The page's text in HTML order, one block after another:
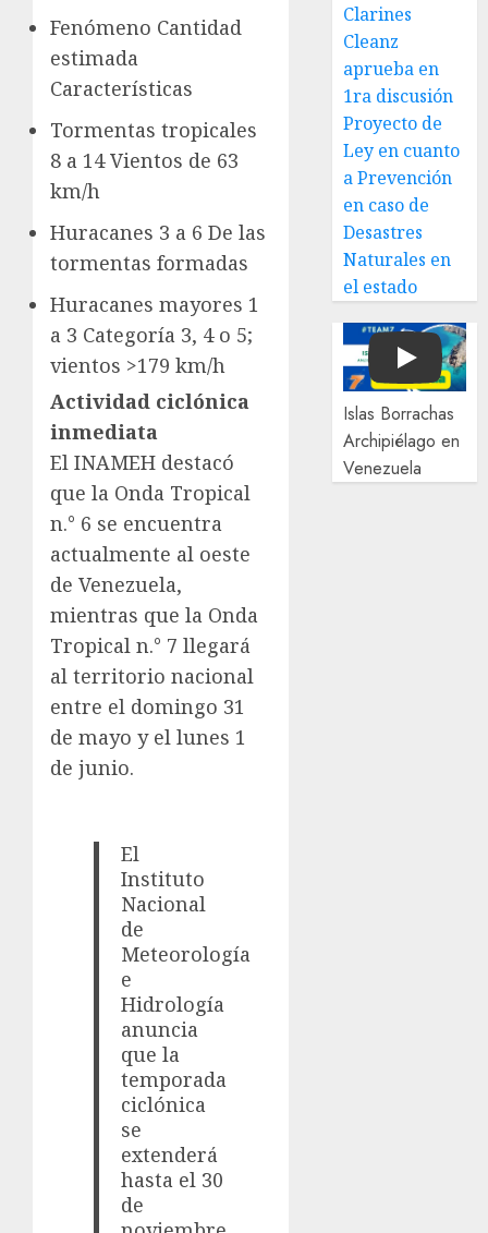
Fenómeno Cantidad
estimada
Características
Tormentas tropicales
8 a 14 Vientos de 63
km/h
Huracanes 3 a 6 De las
tormentas formadas
Huracanes mayores 1
a 3 Categoría 3, 4 o 5;
vientos >179 km/h
Actividad ciclónica
inmediata
El INAMEH destacó
que la Onda Tropical
n.° 6 se encuentra
actualmente al oeste
de Venezuela,
mientras que la Onda
Tropical n.° 7 llegará
al territorio nacional
entre el domingo 31
de mayo y el lunes 1
de junio.
El
Instituto
Nacional
de
Meteorología
e
Hidrología
anuncia
que la
temporada
ciclónica
se
extenderá
hasta el 30
de
Clarines
Cleanz
aprueba en
1ra discusión
Proyecto de
Ley en cuanto
a Prevención
en caso de
Desastres
Naturales en
el estado
Play
Islas Borrachas
Archipiélago en
Venezuela